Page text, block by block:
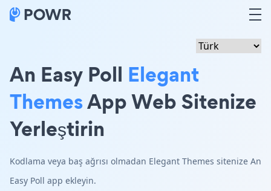
An Easy Poll Elegant
ThemesApp Web Sitenize
Yerleştirin
Kodlama veya baş ağrısı olmadan Elegant Themes sitenize An
Easy Poll app ekleyin.